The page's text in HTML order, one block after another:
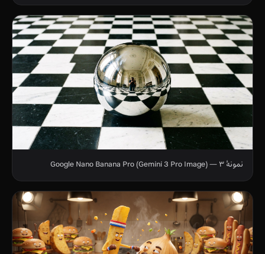
نمونهٔ ۳ — Google Nano Banana Pro (Gemini 3 Pro Image)